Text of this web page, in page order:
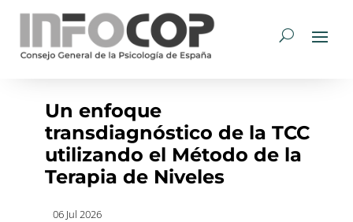
Un enfoque
transdiagnóstico de la TCC
utilizando el Método de la
Terapia de Niveles
06 Jul 2026